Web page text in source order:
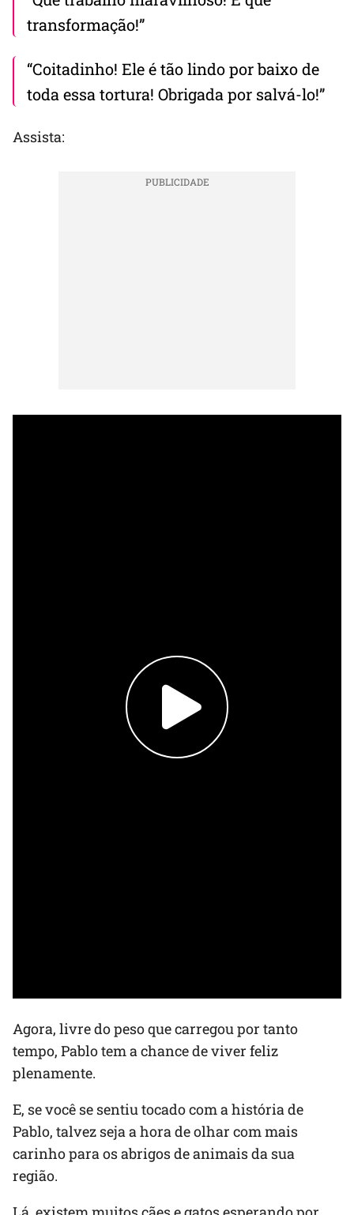
transformação!”
“Coitadinho! Ele é tão lindo por baixo de
toda essa tortura! Obrigada por salvá-lo!”
Assista:
Agora, livre do peso que carregou por tanto
tempo, Pablo tem a chance de viver feliz
plenamente.
E, se você se sentiu tocado com a história de
Pablo, talvez seja a hora de olhar com mais
carinho para os abrigos de animais da sua
região.